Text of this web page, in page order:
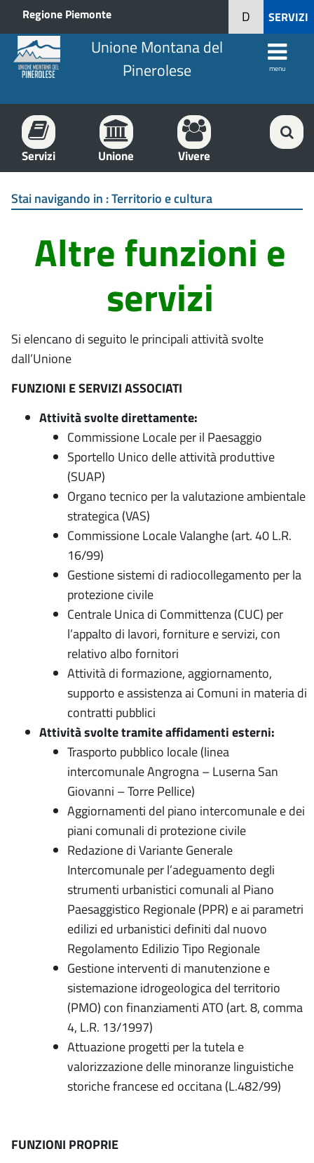
Regione Piemonte SERVIZI
D
Unione Montana del
Pinerolese
menu
Servizi Unione Vivere
Stai navigando in :Territorio e cultura
Altre funzioni e
servizi
Si elencano di seguito le principali attività svolte
dall’Unione
FUNZIONI E SERVIZI ASSOCIATI
Attività svolte direttamente:
Commissione Locale per il Paesaggio
Sportello Unico delle attività produttive
(SUAP)
Organo tecnico per la valutazione ambientale
strategica (VAS)
Commissione Locale Valanghe (art. 40 L.R.
16/99)
Gestione sistemi di radiocollegamento per la
protezione civile
Centrale Unica di Committenza (CUC) per
l’appalto di lavori, forniture e servizi, con
relativo albo fornitori
Attività di formazione, aggiornamento,
supporto e assistenza ai Comuni in materia di
contratti pubblici
Attività svolte tramite affidamenti esterni:
Trasporto pubblico locale (linea
intercomunale Angrogna – Luserna San
Giovanni – Torre Pellice)
Aggiornamenti del piano intercomunale e dei
piani comunali di protezione civile
Redazione di Variante Generale
Intercomunale per l’adeguamento degli
strumenti urbanistici comunali al Piano
Paesaggistico Regionale (PPR) e ai parametri
edilizi ed urbanistici definiti dal nuovo
Regolamento Edilizio Tipo Regionale
Gestione interventi di manutenzione e
sistemazione idrogeologica del territorio
(PMO) con finanziamenti ATO (art. 8, comma
4, L.R. 13/1997)
Attuazione progetti per la tutela e
valorizzazione delle minoranze linguistiche
storiche francese ed occitana (L.482/99)
FUNZIONI PROPRIE